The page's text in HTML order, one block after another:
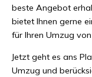
beste Angebot
bietet Ihnen gerne
für Ihren Umzug
Jetzt geht es ans
Umzug und